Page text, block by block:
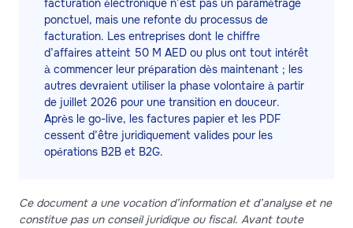
facturation électronique n’est pas un paramétrage
ponctuel, mais une refonte du processus de
facturation. Les entreprises dont le chiffre
d’affaires atteint 50 M AED ou plus ont tout intérêt
à commencer leur préparation dès maintenant ; les
autres devraient utiliser la phase volontaire à partir
de juillet 2026 pour une transition en douceur.
Après le go-live, les factures papier et les PDF
cessent d’être juridiquement valides pour les
opérations B2B et B2G.
Ce document a une vocation d’information et d’analyse et ne
constitue pas un conseil juridique ou fiscal. Avant toute